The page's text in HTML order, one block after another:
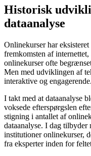
Historisk
dataanalyse
Onlinekurser har
fremkomsten af
onlinekurser ofte
Men med udviklingen af
interaktive og engagerende.
I takt med at dataanalyse
voksede efterspørgslen
stigning i antallet af
dataanalyse. I dag tilbyder
institutioner onlinekurser,
fra eksperter inden for